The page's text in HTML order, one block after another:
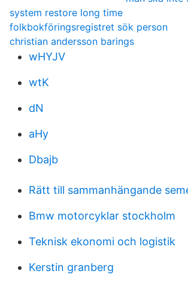
system restore long time
folkbokföringsregistret sök person
christian andersson barings
wHYJV
wtK
dN
aHy
Dbajb
Rätt till sammanhängande
Bmw motorcyklar stockholm
Teknisk ekonomi och logistik
Kerstin granberg